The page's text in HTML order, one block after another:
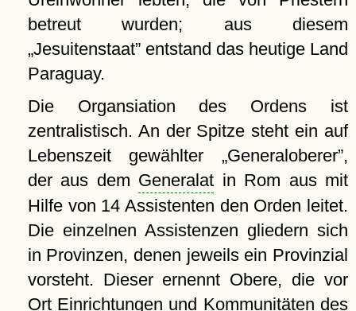
betreut wurden; aus diesem
Jesuitenstaat entstand das heutige Land
Paraguay.
Die Organsiation des Ordens ist
zentralistisch. An der Spitze steht ein auf
Lebenszeit gewählter
Generaloberer ,
der aus dem Generalat in Rom aus mit
Hilfe von 14 Assistenten den Orden leitet.
Die einzelnen Assistenzen gliedern sich
in Provinzen, denen jeweils ein Provinzial
vorsteht. Dieser ernennt Obere, die vor
Ort Einrichtungen und Kommunitäten des